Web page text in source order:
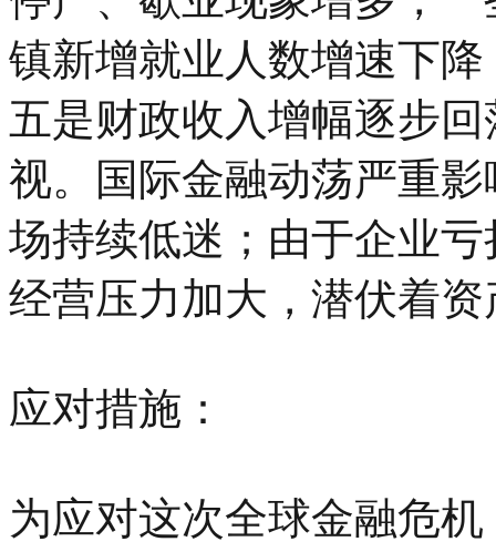
镇新增就业人数增速下
五是财政收入增幅逐步
视。国际金融动荡严重
场持续低迷；由于企业
经营压力加大，潜伏着
应对措施：
为应对这次全球金融危